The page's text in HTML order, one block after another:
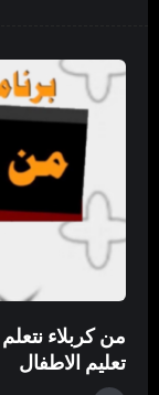
من كربلاء
تعليم الاطفال